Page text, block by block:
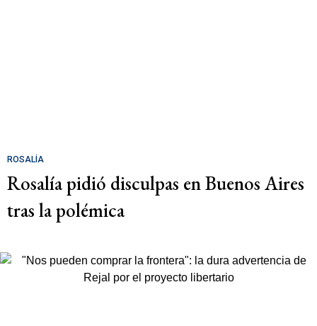
ROSALÍA
Rosalía pidió disculpas en Buenos Aires
tras la polémica